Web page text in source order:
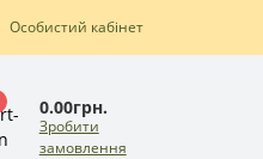
Особистий кабінет
0.00грн.
Зробити
замовлення